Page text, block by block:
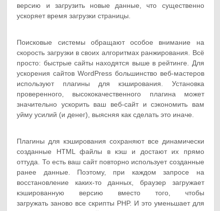
версию и загрузить новые данные, что существенно
ускоряет время загрузки страницы.
Поисковые системы обращают особое внимание на
скорость загрузки в своих алгоритмах ранжирования. Всё
просто: быстрые сайты находятся выше в рейтинге. Для
ускорения сайтов WordPress большинство веб-мастеров
используют плагины для кэширования. Установка
проверенного, высококачественного плагина может
значительно ускорить ваш веб-сайт и сэкономить вам
уйму усилий (и денег), выясняя как сделать это иначе.
Плагины для кэширования сохраняют все динамически
созданные HTML файлы в кэш и достают их прямо
оттуда. То есть ваш сайт повторно использует созданные
ранее данные. Поэтому, при каждом запросе на
восстановление каких-то данных, браузер загружает
кэшированную версию вместо того, чтобы
загружать заново все скрипты PHP. И это уменьшает для